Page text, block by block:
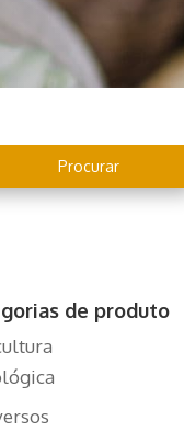
de produto